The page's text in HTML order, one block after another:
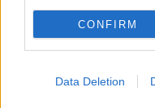
CONFIRM
Data Deletion
Laisser un
Votre adresse e-mail ne